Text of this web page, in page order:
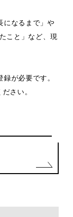
になるまで」や
こと」など、現
が必要です。
さい。